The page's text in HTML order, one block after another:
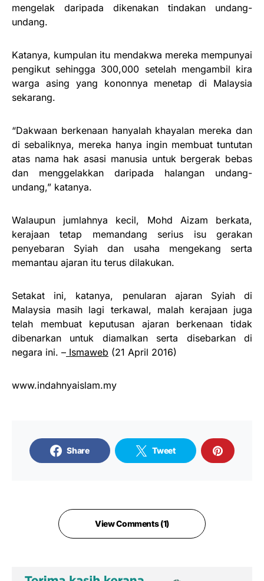
mengelak daripada dikenakan tindakan undang-
undang.
Katanya, kumpulan itu mendakwa mereka mempunyai
pengikut sehingga 300,000 setelah mengambil kira
warga asing yang kononnya menetap di Malaysia
sekarang.
“Dakwaan berkenaan hanyalah khayalan mereka dan
di sebaliknya, mereka hanya ingin membuat tuntutan
atas nama hak asasi manusia untuk bergerak bebas
dan menggelakkan daripada halangan undang-
undang,” katanya.
Walaupun jumlahnya kecil, Mohd Aizam berkata,
kerajaan tetap memandang serius isu gerakan
penyebaran Syiah dan usaha mengekang serta
memantau ajaran itu terus dilakukan.
Setakat ini, katanya, penularan ajaran Syiah di
Malaysia masih lagi terkawal, malah kerajaan juga
telah membuat keputusan ajaran berkenaan tidak
dibenarkan untuk diamalkan serta disebarkan di
negara ini. – Ismaweb (21 April 2016)
www.indahnyaislam.my
Share Tweet
View Comments (1)